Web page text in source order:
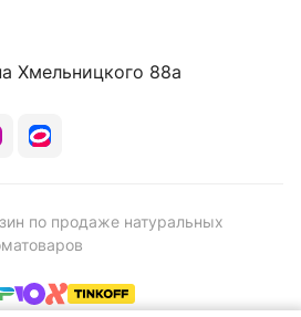
Хмельницкого 88а
по продаже натуральных